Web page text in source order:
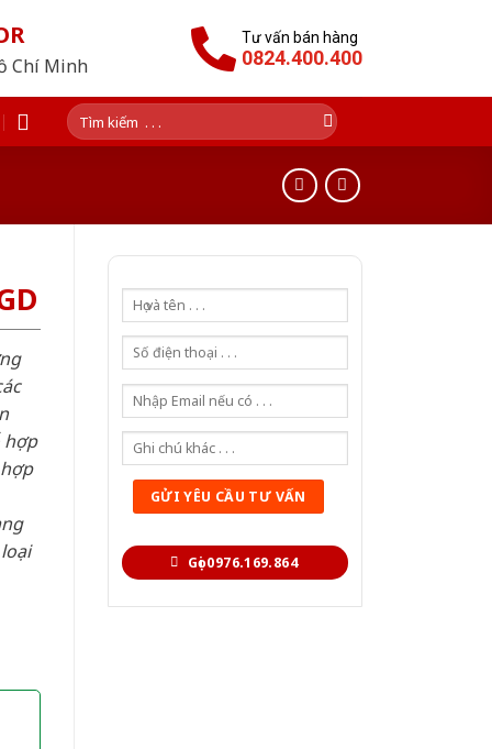
Chí Minh
Tư vấn bán hàng
0824.400.400
Tìm
kiếm:
Gọi 0976.169.864
hợp